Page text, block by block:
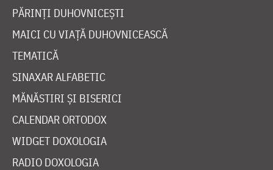
PĂRINȚI DUHOVNICEȘTI
MAICI CU VIAȚĂ DUHOVNICEASCĂ
TEMATICĂ
SINAXAR ALFABETIC
MĂNĂSTIRI ȘI BISERICI
CALENDAR ORTODOX
WIDGET DOXOLOGIA
RADIO DOXOLOGIA